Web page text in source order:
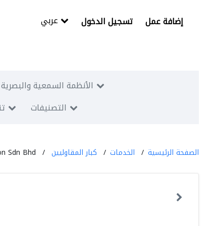
تسجيل الدخول إضافة عمل
الأنظمة السمعية
التصنيفات
الصفحة الرئيسية الخدمات كبار المقاوليين Sdn Bhd